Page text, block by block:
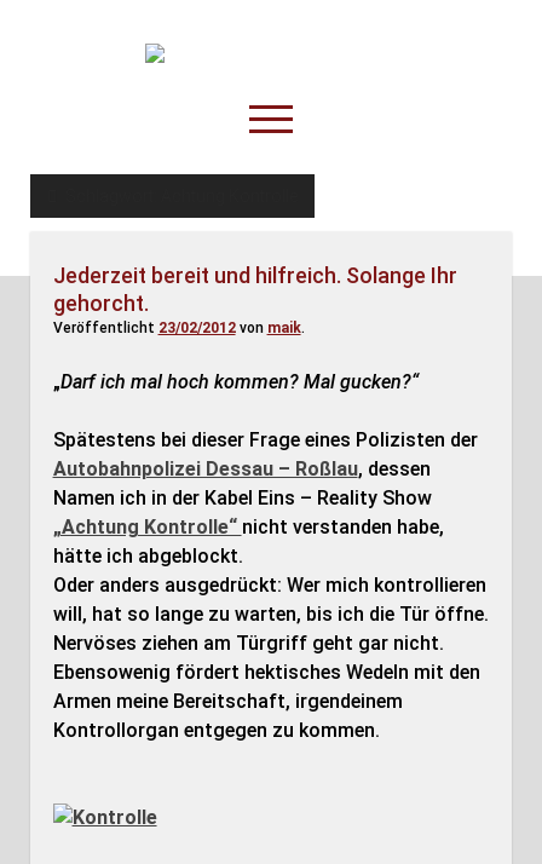
TruckOnline.de
open
menu
facebook
threads
linkedinyoutube
Spesenliste
Fahrer
Jederzeit bereit und hilfreich. Solange Ihr
gehorcht.
Veröffentlicht 23/02/2012von maik.
„Darf ich mal hoch kommen? Mal gucken?“
Spätestens bei dieser Frage eines Polizisten der
Autobahnpolizei Dessau – Roßlau, dessen
Namen ich in der Kabel Eins – Reality Show
„Achtung Kontrolle“ nicht verstanden habe,
hätte ich abgeblockt.
Oder anders ausgedrückt: Wer mich kontrollieren
will, hat so lange zu warten, bis ich die Tür öffne.
Nervöses ziehen am Türgriff geht gar nicht.
Ebensowenig fördert hektisches Wedeln mit den
Armen meine Bereitschaft, irgendeinem
Kontrollorgan entgegen zu kommen.